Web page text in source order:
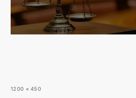
1200 × 450